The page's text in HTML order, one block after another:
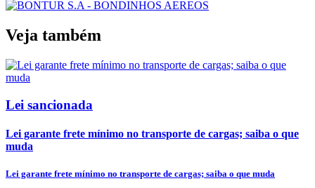
Veja também
Lei sancionada
Lei garante frete mínimo no transporte de cargas; saiba o que
muda
Lei garante frete mínimo no transporte de cargas; saiba o que muda